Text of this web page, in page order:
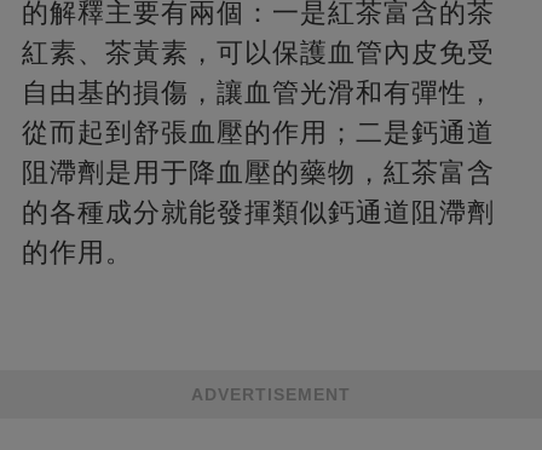
的解釋主要有兩個：一是紅茶富含的茶
紅素、茶黃素，可以保護血管內皮免受
自由基的損傷，讓血管光滑和有彈性，
從而起到舒張血壓的作用；二是鈣通道
阻滯劑是用于降血壓的藥物，紅茶富含
的各種成分就能發揮類似鈣通道阻滯劑
的作用。
ADVERTISEMENT